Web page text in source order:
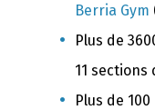
Berria Gym
Plus de
11 sections
Plus de